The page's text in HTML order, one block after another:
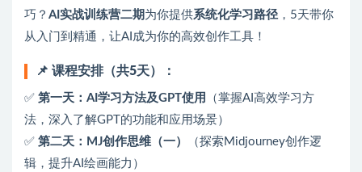
巧？ AI实战训练营二期 为你提供系统化学习路径 ，5天带你
从入门到精通，让AI成为你的高效创作工具！
📌 课程安排（共5天）：
✅ 第一天：AI学习方法及GPT使用
（掌握AI高效学习方
法，深入了解GPT的功能和应用场景）
✅ 第二天：MJ创作思维（一）
（探索Midjourney创作逻
辑，提升AI绘画能力）